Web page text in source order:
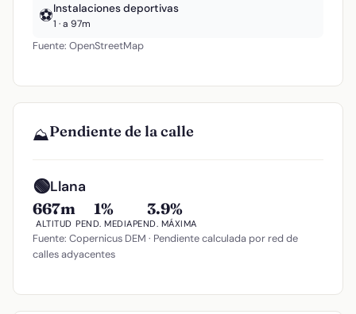
⚽Instalaciones deportivas
1 · a 97m
Fuente: OpenStreetMap
⛰️Pendiente de la calle
🟢Llana
667m
ALTITUD
1%
PEND. MEDIA
3.9%
PEND. MÁXIMA
Fuente: Copernicus DEM · Pendiente calculada por red de
calles adyacentes